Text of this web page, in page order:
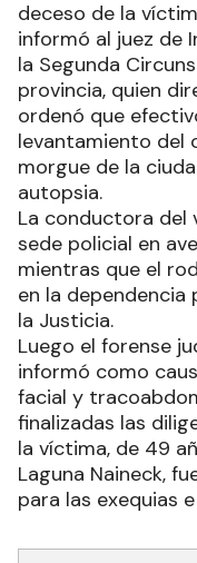
deceso de la
informó al juez de
la Segunda
provincia, quien
ordenó que
levantamiento del
morgue de la
autopsia.
La conductora del
sede policial en
mientras que el
en la
la Justicia.
Luego el forense
informó como
facial y
finalizadas las
la víctima, de 49
Laguna Naineck,
para las exequias